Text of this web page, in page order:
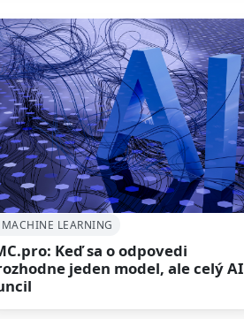
LEARNING
Keď sa o odpovedi
jeden model, ale celý AI